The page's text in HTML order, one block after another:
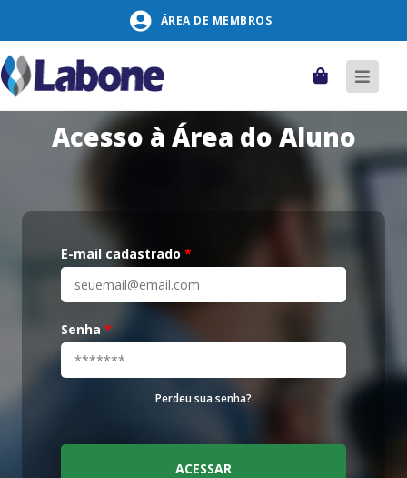
conteúdo
ÁREA DE MEMBROS
Carrinho
Acesso à Área do Aluno
E-mail cadastrado *
Senha *
Perdeu sua senha?
ACESSAR